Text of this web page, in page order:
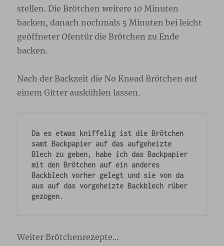
stellen. Die Brötchen weitere 10 Minuten
backen, danach nochmals 5 Minuten bei leicht
geöffneter Ofentür die Brötchen zu Ende
backen.
Nach der Backzeit die No Knead Brötchen auf
einem Gitter auskühlen lassen.
Da es etwas kniffelig ist die Brötchen
samt Backpapier auf das aufgeheizte
Blech zu geben, habe ich das Backpapier
mit den Brötchen auf ein anderes
Backblech vorher gelegt und sie von da
aus auf das vorgeheizte Backblech rüber
gezogen.
Weiter Brötchenrezepte…